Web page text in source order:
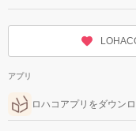
アプリ
ロハコアプリをダウン